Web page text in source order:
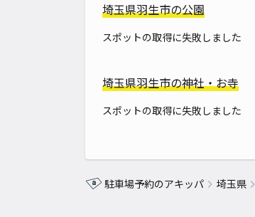
埼玉県羽生市の公園
スポットの取得に失敗しました
埼玉県羽生市の神社・お寺
スポットの取得に失敗しました
駐車場予約のアキッパ 埼玉県